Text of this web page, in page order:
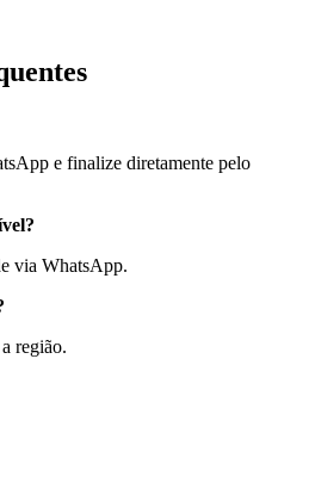
e finalize diretamente pelo
via WhatsApp.
região.